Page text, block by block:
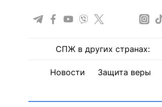
СПЖ в других странах:
Новости Защита веры